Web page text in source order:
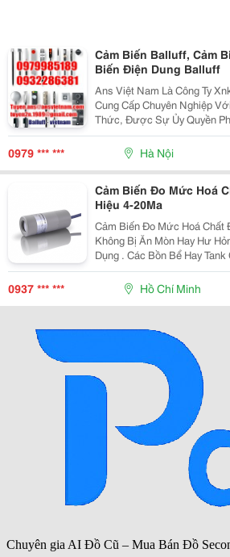
Cảm Biến Balluff, Cảm
Biến Điện Dung Balluff
Ans Việt Nam Là Công Ty
Cung Cấp Chuyên Nghiệp
Thức, Được Sự Ủy Quyền
Thương Hiệu Hàng Đầu Và
Như: Balluff Vietnam ,
Vietnam
0979 *** *** Hà Nội
Cảm Biến Đo Mức Hoá
Hiệu 4-20Ma
Cảm Biến Đo Mức Hoá
Không Bị Ăn Mòn Hay Hư
Dụng . Các Bồn Bể Hay
Rất Cao Làm Bằng Vật Liệu
Mòn , Để Đo Mức Trong Các
Đo Bằng
0937 *** *** Hồ Chí Minh